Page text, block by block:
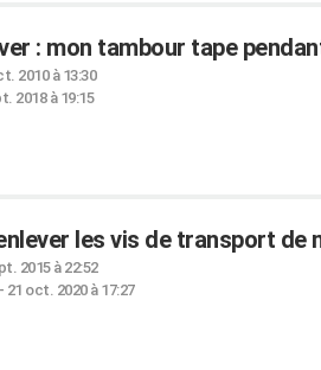
: mon tambour tape
2010 à 13:30
2018 à 19:15
les vis de transport de
2015 à 22:52
- 21 oct. 2020 à 17:27